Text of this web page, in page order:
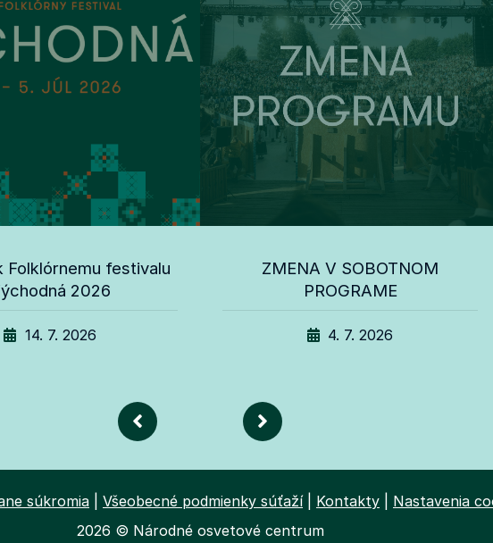
Folklórnemu festivalu
2026
14. 7. 2026
ZMENA V SOBOTNOM
PROGRAME
4. 7. 2026
súkromia Všeobecné podmienky súťaží Kontakty
Nastavenia
2026 © Národné osvetové centrum